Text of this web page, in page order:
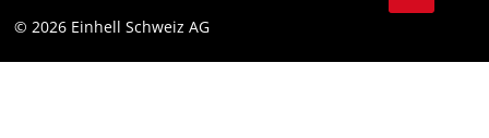
Marque
© 2026 Einhell Schweiz AG